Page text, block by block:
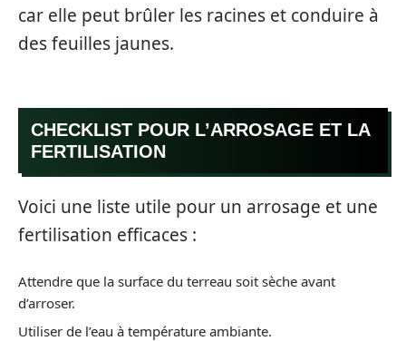
car elle peut brûler les racines et conduire à
des feuilles jaunes.
CHECKLIST POUR L’ARROSAGE ET LA
FERTILISATION
Voici une liste utile pour un arrosage et une
fertilisation efficaces :
Attendre que la surface du terreau soit sèche avant
d’arroser.
Utiliser de l’eau à température ambiante.